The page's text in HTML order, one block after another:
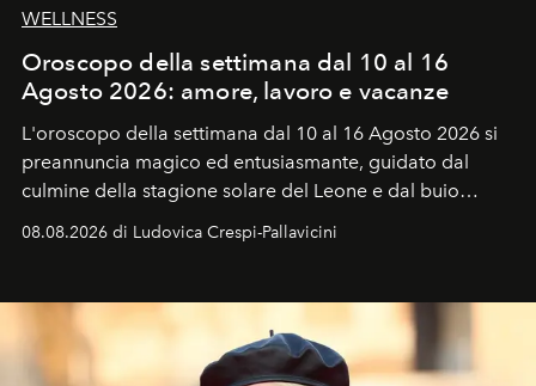
WELLNESS
Oroscopo della settimana dal 10 al 16
Agosto 2026: amore, lavoro e vacanze
L'oroscopo della settimana dal 10 al 16 Agosto 2026 si
preannuncia magico ed entusiasmante, guidato dal
culmine della stagione solare del Leone e dal buio
favorevole della Luna nuova in Leone del 12 agosto,
ideale per la notte delle Perseidi.
08.08.2026 di Ludovica Crespi-Pallavicini